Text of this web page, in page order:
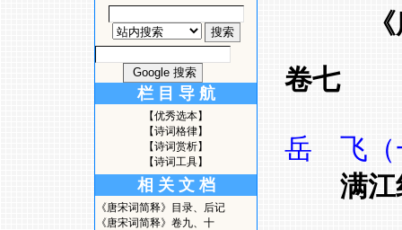
栏 目 导 航
【优秀选本】
【诗词格律】
【诗词赏析】
【诗词工具】
相 关 文 档
《唐宋词简释》目录、后记
《唐宋词简释》卷九、十
卷七
岳 飞（
满江